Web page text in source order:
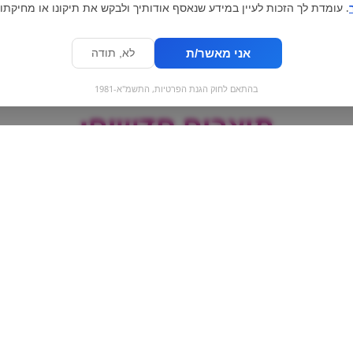
מוצרים חדשים:
. עומדת לך הזכות לעיין במידע שנאסף אודותיך ולבקש את תיקונו או
אני מאשר/ת לא, תודה
בהתאם לחוק הגנת הפרטיות, התשמ"א-1981